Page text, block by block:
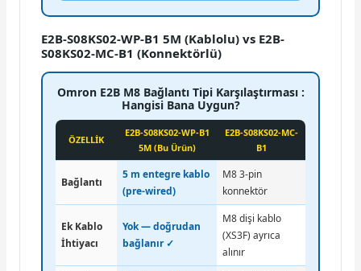
E2B-S08KS02-WP-B1 5M (Kablolu) vs E2B-
S08KS02-MC-B1 (Konnektörlü)
Omron E2B M8 Bağlantı Tipi Karşılaştırması :
Hangisi Bana Uygun?
ÖZELLİK
E2B-S08KS02-WP-B1
5M (Bu Ürün)
E2B-S08KS02-MC-
B1
Bağlantı
5 m entegre kablo
(pre-wired)
M8 3-pin
konnektör
Ek Kablo
İhtiyacı
Yok — doğrudan
bağlanır ✓
M8 dişi kablo
(XS3F) ayrıca
alınır